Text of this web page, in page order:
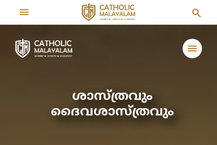
menu search
menu
ശാസ്ത്രവും
ദൈവശാസ്ത്രവും